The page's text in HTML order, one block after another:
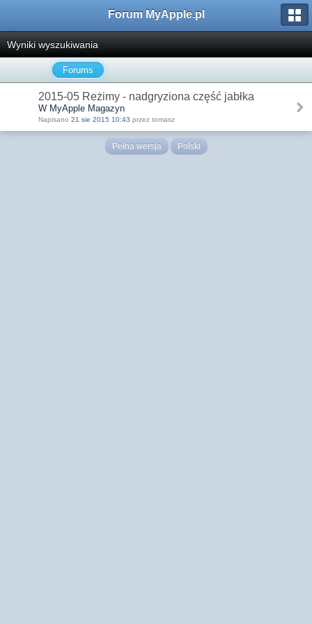
Forum MyApple.pl
Wyniki wyszukiwania
Forums
2015-05 Reżimy - nadgryziona część jabłka
W MyApple Magazyn
Napisano 21 sie 2015 10:43 przez tomasz
Pełna wersja Polski